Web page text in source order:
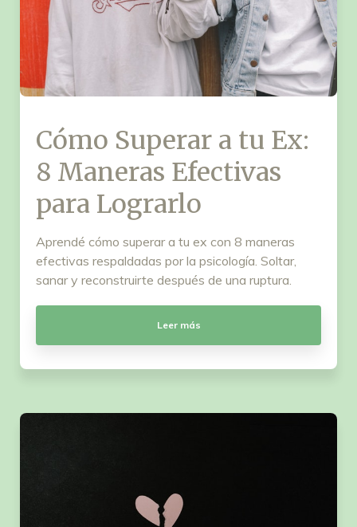
Cómo Superar a tu Ex:
8 Maneras Efectivas
para Lograrlo
Aprendé cómo superar a tu ex con 8 maneras
efectivas respaldadas por la psicología. Soltar,
sanar y reconstruirte después de una ruptura.
Leer más